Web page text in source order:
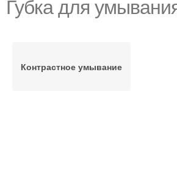
Губка для
Контрастное умывание